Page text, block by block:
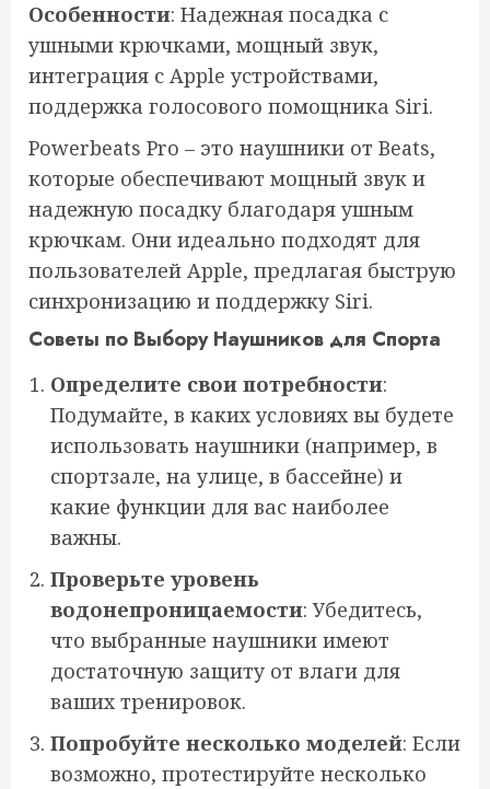
Особенности: Надежная посадка с
ушными крючками, мощный звук,
интеграция с Apple устройствами,
поддержка голосового помощника Siri.
Powerbeats Pro – это наушники от Beats,
которые обеспечивают мощный звук и
надежную посадку благодаря ушным
крючкам. Они идеально подходят для
пользователей Apple, предлагая быструю
синхронизацию и поддержку Siri.
Советы по Выбору Наушников для Спорта
Определите свои потребности:
Подумайте, в каких условиях вы будете
использовать наушники (например, в
спортзале, на улице, в бассейне) и
какие функции для вас наиболее
важны.
Проверьте уровень
водонепроницаемости: Убедитесь,
что выбранные наушники имеют
достаточную защиту от влаги для
ваших тренировок.
Попробуйте несколько моделей: Если
возможно, протестируйте несколько